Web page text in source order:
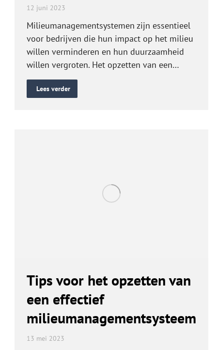
12 juni 2023
Milieumanagementsystemen zijn essentieel
voor bedrijven die hun impact op het milieu
willen verminderen en hun duurzaamheid
willen vergroten. Het opzetten van een…
Lees verder
Tips voor het opzetten van
een effectief
milieumanagementsysteem
13 mei 2023